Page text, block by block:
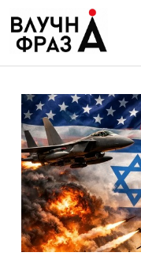
содержимому
Гроші
Життя
Лайфстайл
ТехноНаука
Людина